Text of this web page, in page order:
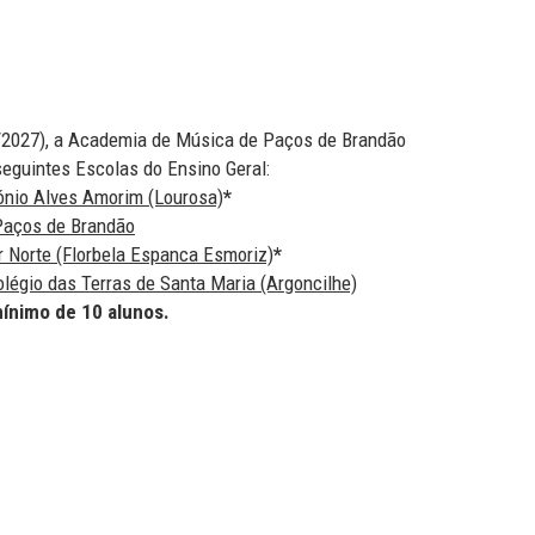
a Academia de Música de Paços de Brandão
Escolas do Ensino Geral:
Alves Amorim (Lourosa)*
de Brandão
(Florbela Espanca Esmoriz)*
das Terras de Santa Maria (Argoncilhe)
de 10 alunos.